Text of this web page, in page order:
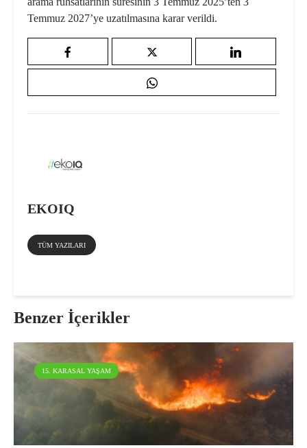
Temmuz 2027’ye uzatılmasına karar verildi.
EKOIQ
TÜM YAZILARI
Benzer İçerikler
15. KARASAL YAŞAM